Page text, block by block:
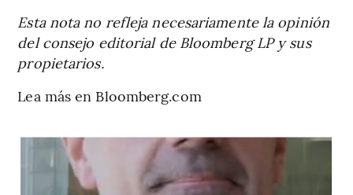
Esta nota no refleja necesariamente la opinión
del consejo editorial de Bloomberg LP y sus
propietarios.
Lea más en Bloomberg.com